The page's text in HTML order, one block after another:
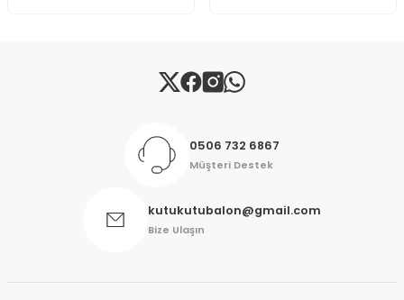
Gönder
0506 732 6867
Müşteri Destek
kutukutubalon@gmail.com
Bize Ulaşın